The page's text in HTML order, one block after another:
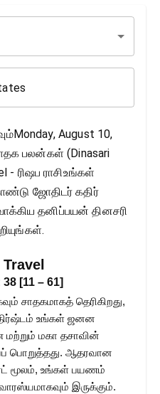
August 10,
பலன்கள் (Dinasari
- ரிஷப ராசிஉங்கள்
ஜோதிடர் கதிர்
தனிப்பயன் தினசரி
Travel
38 [11 – 61]
சாதகமாகத் தெரிகிறது,
உங்கள் ஜனன
மகா தசாவின்
பொறுத்தது. ஆதரவான
மூலம், உங்கள் பயணம்
இருக்கும்.